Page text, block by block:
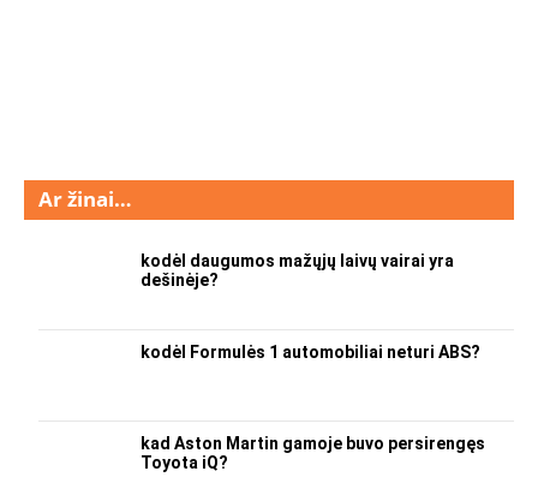
Ar žinai…
kodėl daugumos mažųjų laivų vairai yra
dešinėje?
kodėl Formulės 1 automobiliai neturi ABS?
kad Aston Martin gamoje buvo persirengęs
Toyota iQ?